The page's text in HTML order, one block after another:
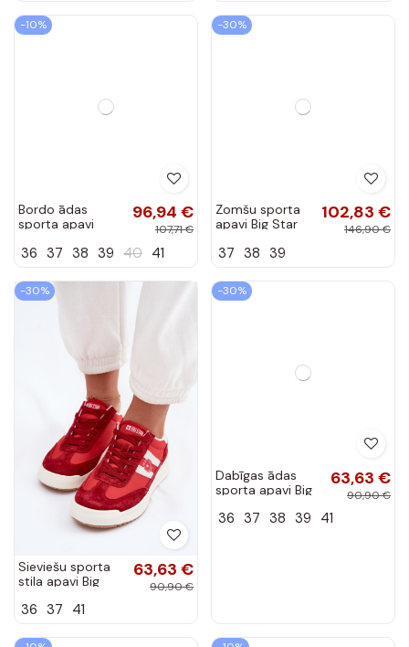
-10%
Bordo ādas
sporta apavi
96,94 €
107,71 €
36 37 38 39 40 41
-30%
Zomšu sporta
apavi Big Star
bordo krāsā
102,83 €
146,90 €
37 38 39
-30%
Sieviešu sporta
stila apavi Big
sarkana krāsā
63,63 €
90,90 €
36 37 41
-30%
Dabīgas ādas
sporta apavi Big
baltā-sarkanā
63,63 €
90,90 €
36 37 38 39 41